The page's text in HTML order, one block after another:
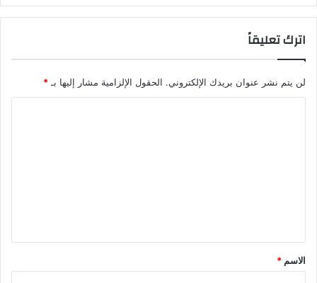
اترك تعليقاً
لن يتم نشر عنوان بريدك الإلكتروني. الحقول الإلزامية مشار إليها بـ*
*
الاسم *